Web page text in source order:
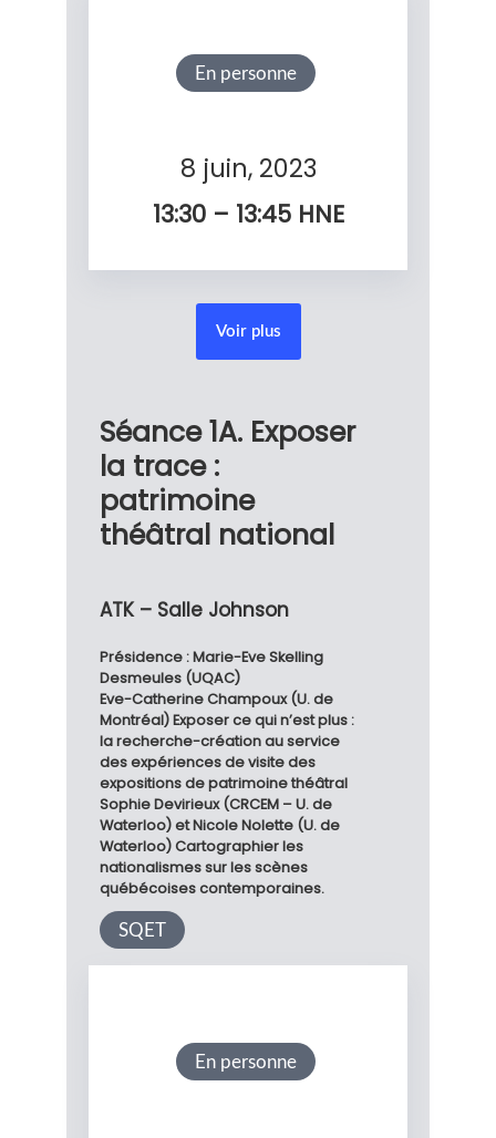
En personne
8 juin, 2023
13:30 – 13:45 HNE
Voir plus
En personne
Séance 1A. Exposer
la trace :
patrimoine
théâtral national
ATK – Salle Johnson
Présidence : Marie-Eve Skelling
Desmeules (UQAC)
Eve-Catherine Champoux (U. de
Montréal) Exposer ce qui n’est plus :
la recherche-création au service
des expériences de visite des
expositions de patrimoine théâtral
Sophie Devirieux (CRCEM – U. de
Waterloo) et Nicole Nolette (U. de
Waterloo) Cartographier les
nationalismes sur les scènes
québécoises contemporaines.
SQET